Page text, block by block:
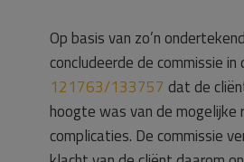
Op basis van zo’n
concludeerde de commissie
121763/133757 dat de
hoogte was van de mogelijke
complicaties. De commissie